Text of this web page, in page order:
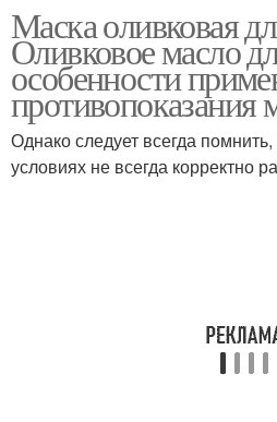
маслом
Волос из оливкового
масла
Маска оливковая
Оливковое масло
особенности
противопоказания
Однако следует всегда
условиях не всегда корректно